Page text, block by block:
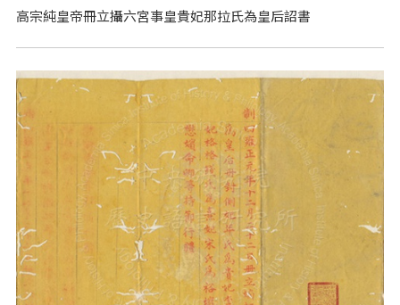
高宗純皇帝冊立攝六宮事皇貴妃那拉氏為皇后詔書